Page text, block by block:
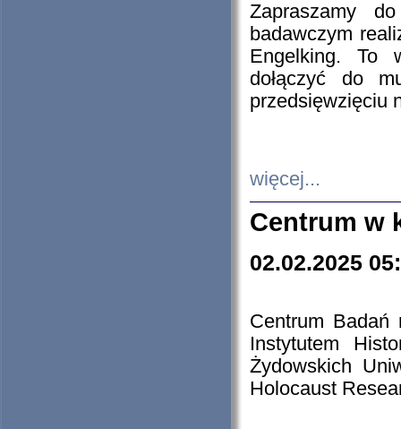
Zapraszamy
badawczym
Engelking. To
dołączyć do
przedsięwzięciu
więcej...
Centrum w
02.02.2025
Centrum Badań
Instytutem
Żydowskich
Holocaust